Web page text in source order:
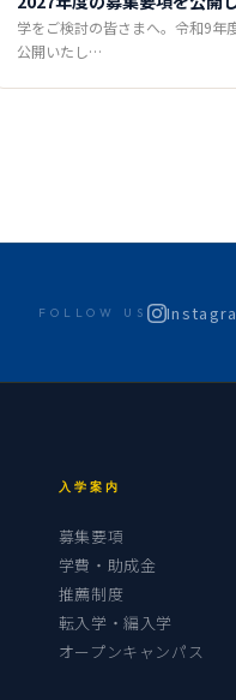
学をご検討の皆さまへ。令和9年
公開いたし…
FOLLOW US
入学案内
募集要項
学費・助成金
推薦制度
転入学・編入学
オープンキャンパス